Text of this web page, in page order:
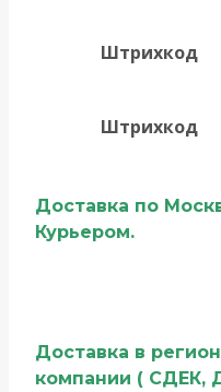
Штрихкод
Штрихкод
Доставка по
Курьером.
Доставка в
компании ( СДЕК,